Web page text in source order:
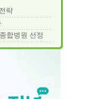
략
합병원 선정